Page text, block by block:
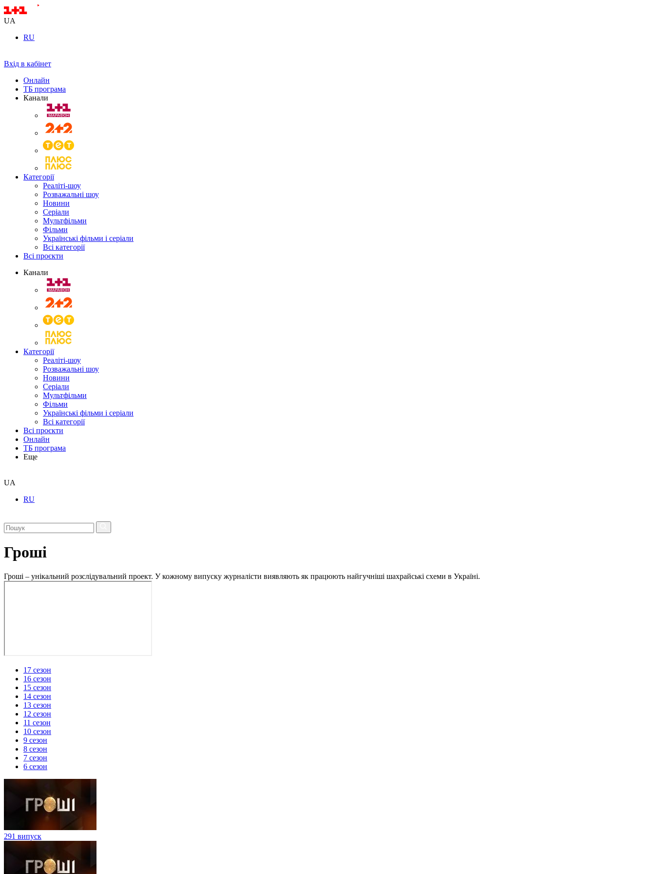
UA
RU
Вхід в кабінет
Онлайн
ТБ програма
Канали
Категорії
Реаліті-шоу
Розважальні шоу
Новини
Серіали
Мультфільми
Фільми
Українські фільми і серіали
Всі категорії
Всі проєкти
Канали
Категорії
Реаліті-шоу
Розважальні шоу
Новини
Серіали
Мультфільми
Фільми
Українські фільми і серіали
Всі категорії
Всі проєкти
Онлайн
ТБ програма
Еще
UA
RU
Гроші
Гроші – унікальний розслідувальний проект. У кожному випуску журналісти виявляють як працюють найгучніші шахрайські схеми в Україні.
17 сезон
16 сезон
15 сезон
14 сезон
13 сезон
12 сезон
11 сезон
10 сезон
9 сезон
8 сезон
7 сезон
6 сезон
291 випуск